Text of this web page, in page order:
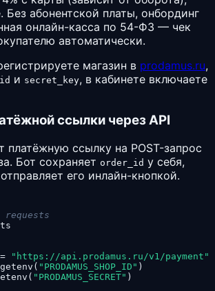
абонентской платы, онбординг
онлайн-касса по 54-ФЗ — чек
автоматически.
магазин в prodamus.ru,
и secret_key, в кабинете включаете
ссылки через API
платёжную ссылку на POST-запрос
Бот сохраняет order_id у себя,
его инлайн-кнопкой.
"https://api.prodamus.ru/v1/payment"
"PRODAMUS_SHOP_ID" )
"PRODAMUS_SECRET" )